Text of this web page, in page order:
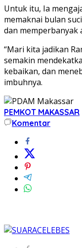
Untuk itu, Ia
memaknai bulan
dan memperbanyak
“Mari kita jadikan
semakin
kebaikan, dan
imbuhnya.
PEMKOT MAKASSAR
Komentar